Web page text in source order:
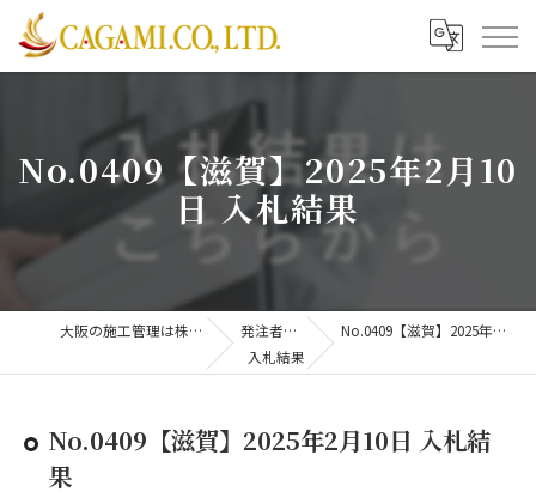
No.0409【滋賀】2025年2月10
日 入札結果
大阪の施工管理は株式会社CAGAMI
発注者支援業務
入札結果
No.0409【滋賀】2025年2月10日 入札結果
No.0409【滋賀】2025年2月10日 入札結
果